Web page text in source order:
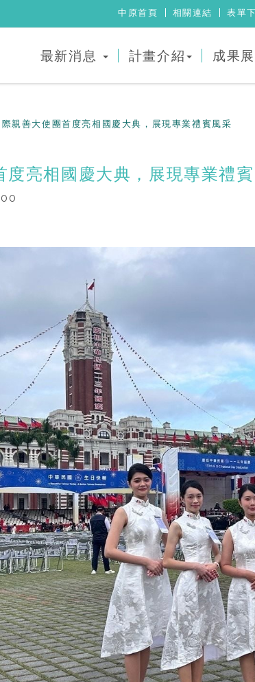
中原首頁 相關連結 表單
最新消息 計畫介紹 成果
親善大使團首度亮相國慶大典，展現專業禮賓風采
亮相國慶大典，展現專業禮